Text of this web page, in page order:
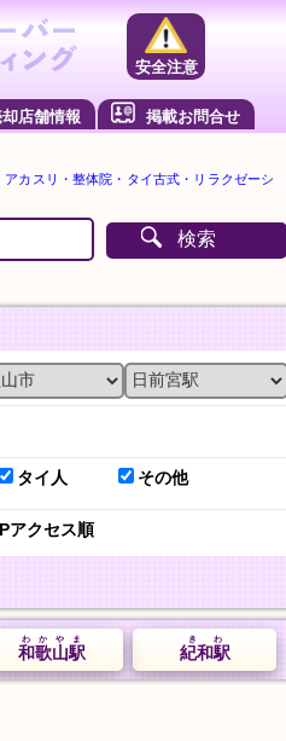
安全注意
店舗情報 掲載お問合せ
カスリ・整体院・タイ古式・リラクゼーシ
検索
タイ人 その他
アクセス順
紀和駅
きわ
和歌山駅
わかやま